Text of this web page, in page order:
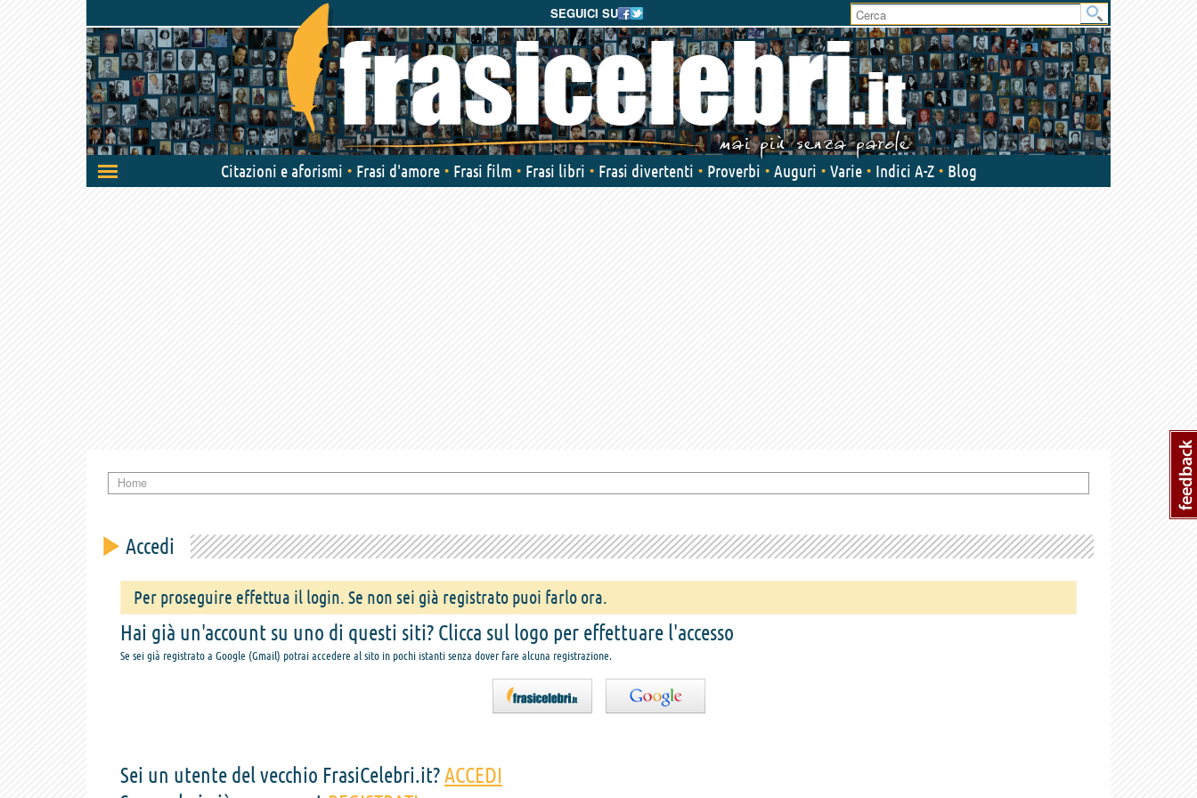
SEGUICI SU
Attiva/disattiva
navigazione
Citazioni e aforismi Frasi d'amore Frasi film Frasi libri Frasi divertenti Proverbi Auguri Varie Indici A-Z Blog
Home
Accedi
Per proseguire effettua il login. Se non sei già registrato puoi farlo ora.
Hai già un'account su uno di questi siti? Clicca sul logo per effettuare l'accesso
Se sei già registrato a Google (Gmail) potrai accedere al sito in pochi istanti senza dover fare alcuna registrazione.
Sei un utente del vecchio FrasiCelebri.it?ACCEDI